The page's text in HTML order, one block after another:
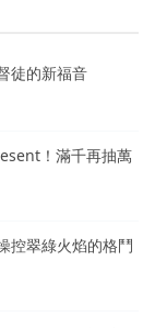
徒的新福音
！滿千再抽萬
控翠綠火焰的格鬥